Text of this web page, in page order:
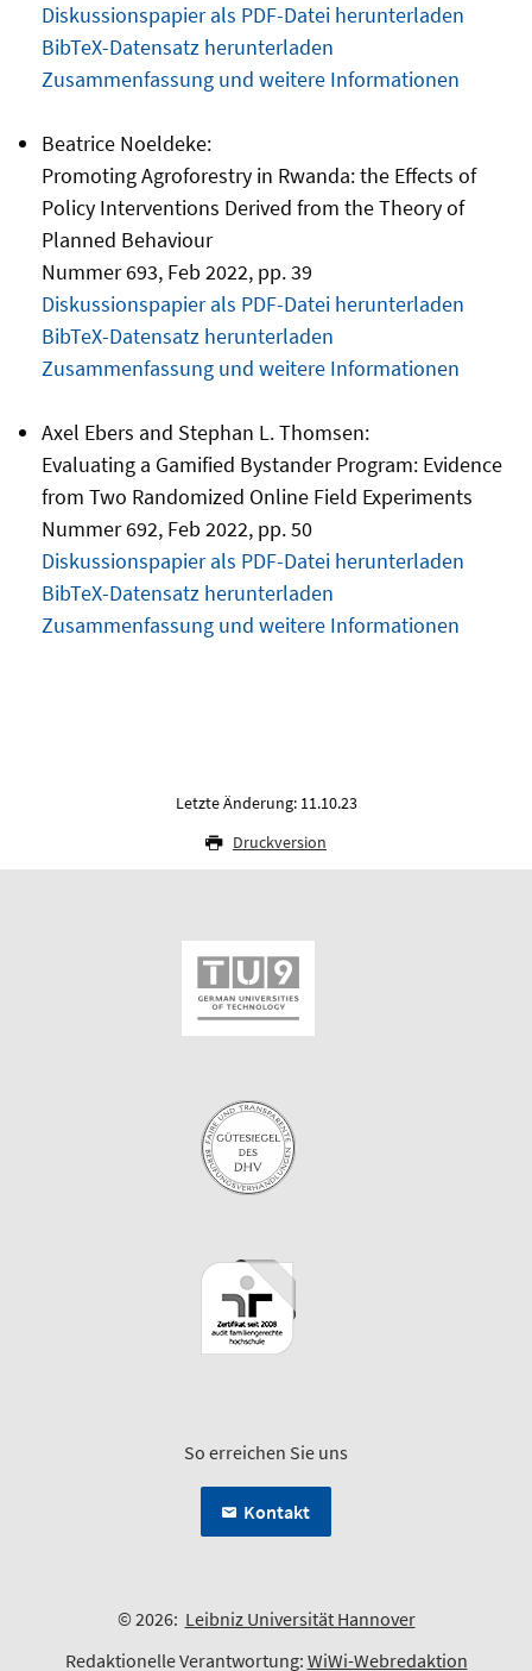
Diskussionspapier als PDF-Datei herunterladen
BibTeX-Datensatz herunterladen
Zusammenfassung und weitere Informationen
Beatrice Noeldeke:
Promoting Agroforestry in Rwanda: the Effects of
Policy Interventions Derived from the Theory of
Planned Behaviour
Nummer 693, Feb 2022, pp. 39
Diskussionspapier als PDF-Datei herunterladen
BibTeX-Datensatz herunterladen
Zusammenfassung und weitere Informationen
Axel Ebers and Stephan L. Thomsen:
Evaluating a Gamified Bystander Program: Evidence
from Two Randomized Online Field Experiments
Nummer 692, Feb 2022, pp. 50
Diskussionspapier als PDF-Datei herunterladen
BibTeX-Datensatz herunterladen
Zusammenfassung und weitere Informationen
Letzte Änderung: 11.10.23
Druckversion
So erreichen Sie uns
Kontakt
© 2026: Leibniz Universität Hannover
Redaktionelle Verantwortung: WiWi-Webredaktion